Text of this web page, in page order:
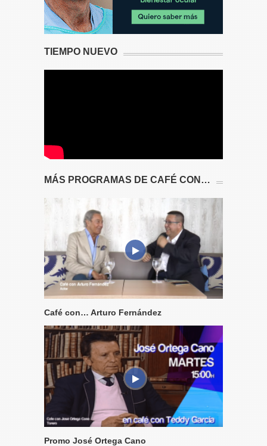
TIEMPO NUEVO
MÁS PROGRAMAS DE CAFÉ CON…
Café con… Arturo Fernández
Promo José Ortega Cano